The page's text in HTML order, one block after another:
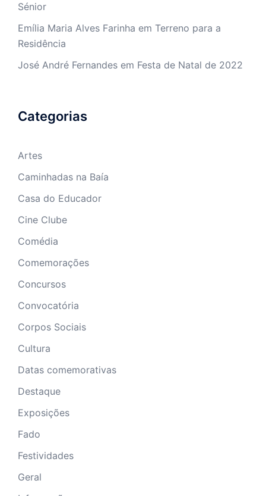
Sénior
Emília Maria Alves Farinha em Terreno para a
Residência
José André Fernandes em Festa de Natal de 2022
Categorias
Artes
Caminhadas na Baía
Casa do Educador
Cine Clube
Comédia
Comemorações
Concursos
Convocatória
Corpos Sociais
Cultura
Datas comemorativas
Destaque
Exposições
Fado
Festividades
Geral